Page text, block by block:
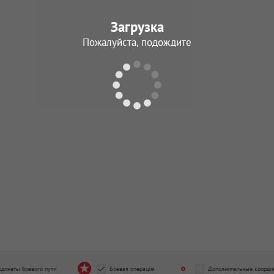
боевого пути Боевая операция Дополнительные
Загрузка
Пожалуйста, подождите